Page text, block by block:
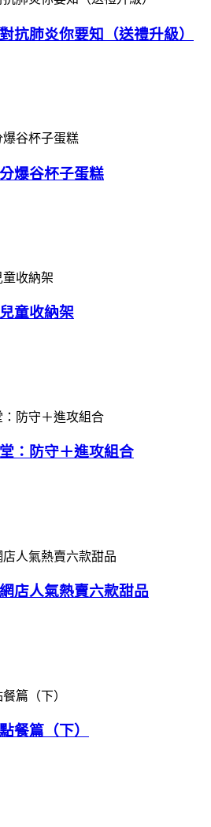
抗肺炎你要知（送禮升級）
爆谷杯子蛋糕
童收納架
：防守＋進攻組合
店人氣熱賣六款甜品
餐篇（下）